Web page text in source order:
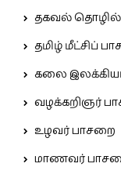
தகவல்
தமிழ் மீட்சிப்
கலை
வழக்கறிஞர்
உழவர் பாசறை
மாணவர்